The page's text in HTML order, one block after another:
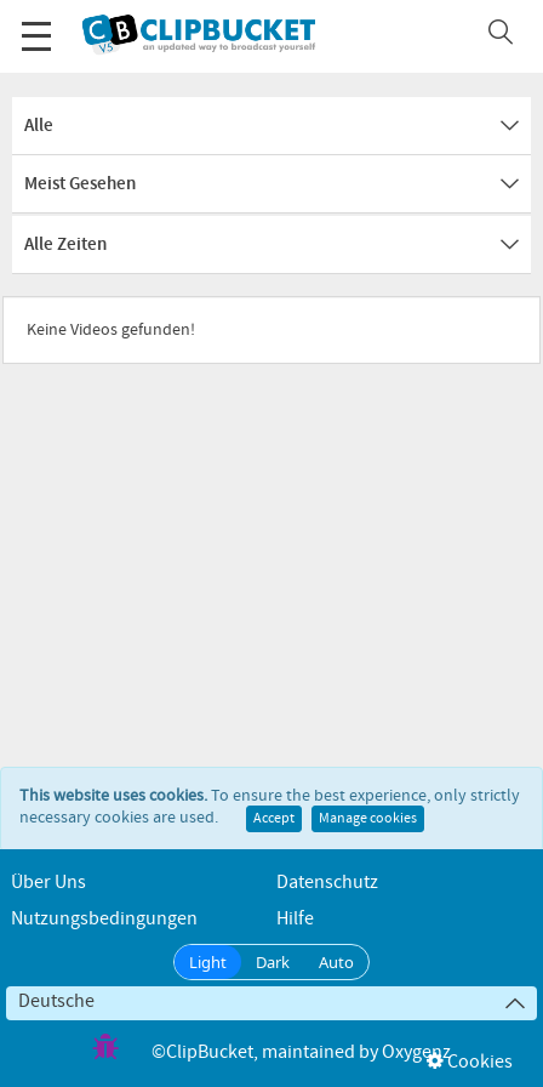
Alle
Meist Gesehen
Alle Zeiten
Keine Videos gefunden!
This website uses cookies.To ensure the best experience, only strictly
necessary cookies are used.
Accept Manage cookies
Über Uns
Datenschutz
Nutzungsbedingungen
Hilfe
Light Dark Auto
Deutsche
©ClipBucket, maintained byOxygenzCookies